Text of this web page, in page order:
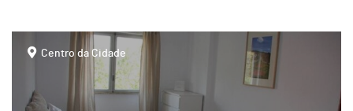
Centro da Cidade